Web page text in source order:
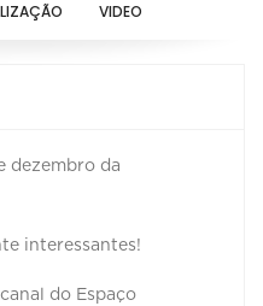
VIDEO
dezembro da
interessantes!
do Espaço